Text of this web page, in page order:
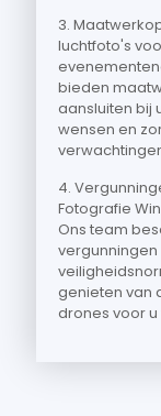
3.
luchtfoto's
bieden
aansluiten bij
wensen en
4.
Fotografie
Ons team
genieten van
drones voor